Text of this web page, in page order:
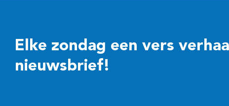
Elke zondag een vers
nieuwsbrief!